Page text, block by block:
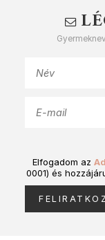
Elfogadom az
0001) és